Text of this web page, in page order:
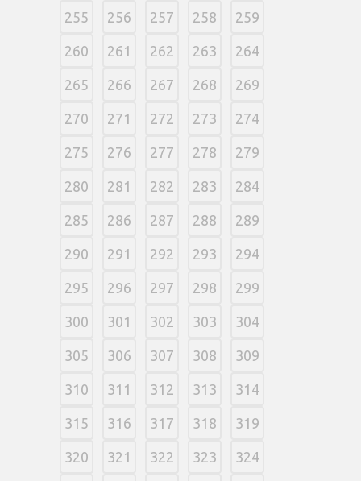
255 256 257 258 259
260 261 262 263 264
265 266 267 268 269
270 271 272 273 274
275 276 277 278 279
280 281 282 283 284
285 286 287 288 289
290 291 292 293 294
295 296 297 298 299
300 301 302 303 304
305 306 307 308 309
310 311 312 313 314
315 316 317 318 319
320 321 322 323 324